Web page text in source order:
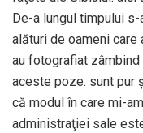
De-a lungul timpului
alături de oameni care
au fotografiat
aceste poze. sunt pur
că modul în care mi-
administraţiei sale